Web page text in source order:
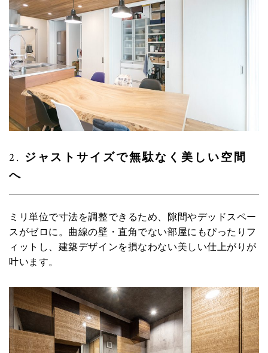
2. ジャストサイズで無駄なく美しい空間
へ
ミリ単位で寸法を調整できるため、隙間やデッドスペー
スがゼロに。曲線の壁・直角でない部屋にもぴったりフ
ィットし、建築デザインを損なわない美しい仕上がりが
叶います。